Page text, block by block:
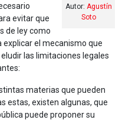
Autor: Agustín
Soto
evitar que
de ley como
el mecanismo que
las limitaciones legales
materias que pueden
estas, existen algunas, que
puede proponer su